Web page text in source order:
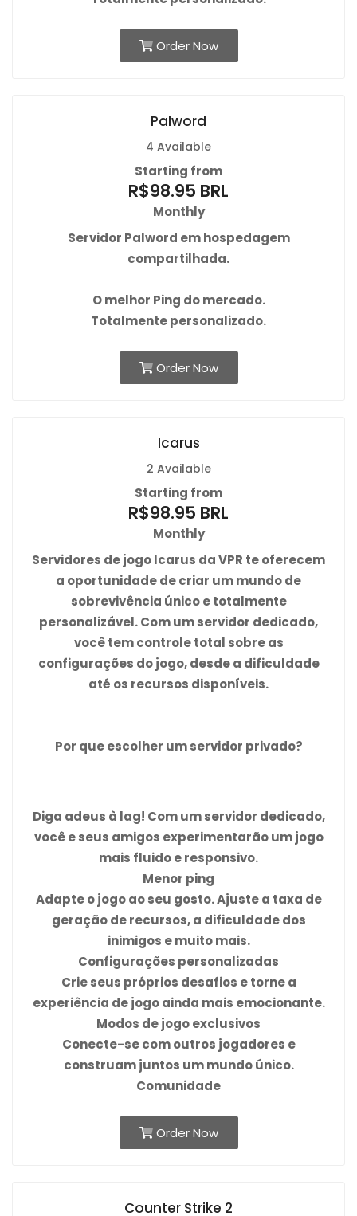
Order Now
Palword
4 Available
Starting from
R$98.95 BRL
Monthly
Servidor Palword em hospedagem
compartilhada.
Omelhor Ping do mercado.
Totalmente personalizado.
Order Now
Icarus
2 Available
Starting from
R$98.95 BRL
Monthly
Servidores de jogoIcarus da VPR te oferecem
a oportunidade de criar um mundo de
sobrevivência único e totalmente
personalizável. Com um servidor dedicado,
você tem controle total sobre as
configurações do jogo, desde a dificuldade
até os recursos disponíveis.
Por que escolher um servidor privado?
Diga adeus à lag! Com um servidor dedicado,
você e seus amigos experimentarão um jogo
mais fluido e responsivo.
Menor ping
Adapte o jogo ao seu gosto. Ajuste a taxa de
geração de recursos, a dificuldade dos
inimigos e muito mais.
Configurações personalizadas
Crie seus próprios desafios e torne a
experiência de jogo ainda mais emocionante.
Modos de jogo exclusivos
Conecte-se com outros jogadores e
construam juntos um mundo único.
Comunidade
Order Now
Counter Strike 2